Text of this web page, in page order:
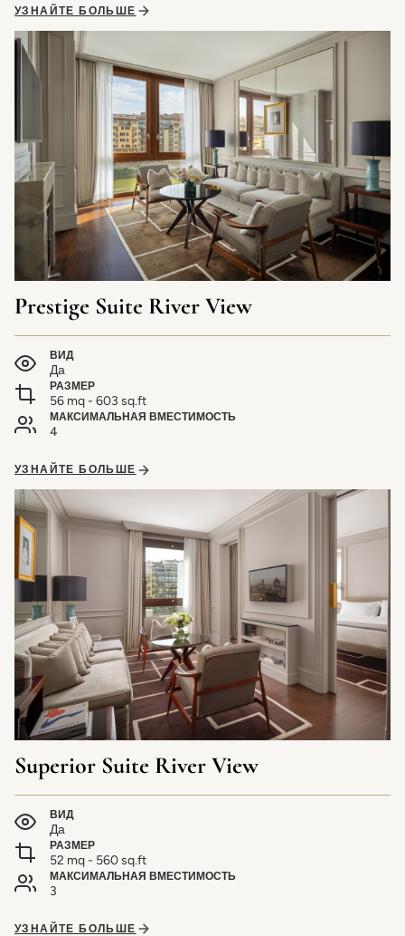
УЗНАЙТЕ БОЛЬШЕ
Prestige Suite River View
ВИД
Да
РАЗМЕР
56 mq - 603 sq.ft
МАКСИМАЛЬНАЯ ВМЕСТИМОСТЬ
4
УЗНАЙТЕ БОЛЬШЕ
Superior Suite River View
ВИД
Да
РАЗМЕР
52 mq - 560 sq.ft
МАКСИМАЛЬНАЯ ВМЕСТИМОСТЬ
3
УЗНАЙТЕ БОЛЬШЕ